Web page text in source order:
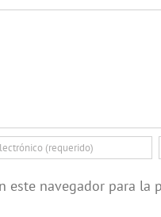
navegador para la